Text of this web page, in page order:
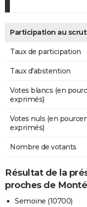
Participation au
Taux de participation
Taux d'abstention
Votes blancs (en
exprimés)
Votes nuls (en
exprimés)
Nombre de votants
Résultat de la
proches de
Semoine (10700)